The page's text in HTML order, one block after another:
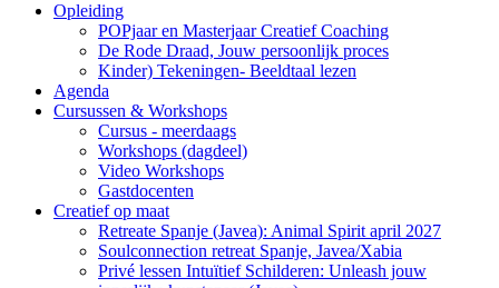
Opleiding
POPjaar en Masterjaar Creatief Coaching
De Rode Draad, Jouw persoonlijk proces
Kinder) Tekeningen- Beeldtaal lezen
Agenda
Cursussen & Workshops
Cursus - meerdaags
Workshops (dagdeel)
Video Workshops
Gastdocenten
Creatief op maat
Retreate Spanje (Javea): Animal Spirit april 2027
Soulconnection retreat Spanje, Javea/Xabia
Privé lessen Intuïtief Schilderen: Unleash jouw